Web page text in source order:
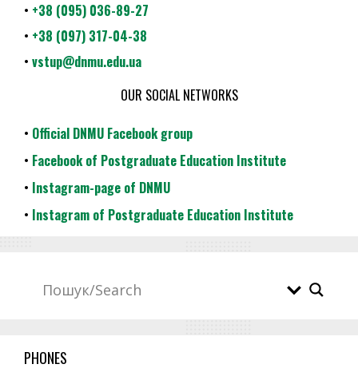
• +38 (095) 036-89-27
• +38 (097) 317-04-38
• vstup@dnmu.edu.ua
OUR SOCIAL NETWORKS
• Official DNMU Facebook group
• Facebook of Postgraduate Education Institute
• Instagram-page of DNMU
• Instagram of Postgraduate Education Institute
PHONES